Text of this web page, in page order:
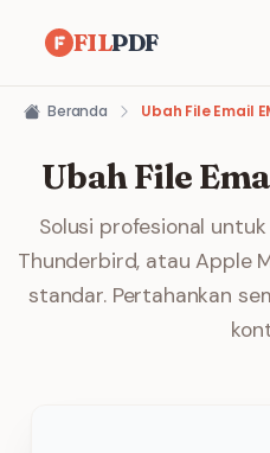
FILPDF
Beranda Ubah File Email
Ubah File
Solusi profesional
Thunderbird, atau Apple
standar. Pertahankan